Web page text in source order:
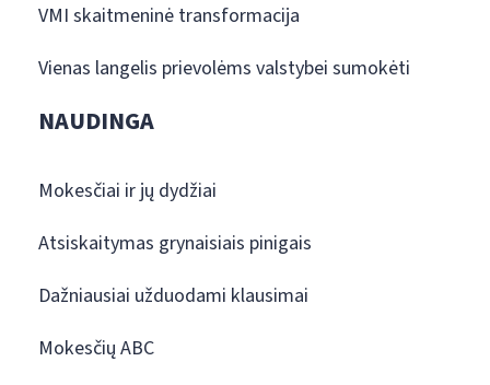
VMI skaitmeninė transformacija
Vienas langelis prievolėms valstybei sumokėti
NAUDINGA
Mokesčiai ir jų dydžiai
Atsiskaitymas grynaisiais pinigais
Dažniausiai užduodami klausimai
Mokesčių ABC